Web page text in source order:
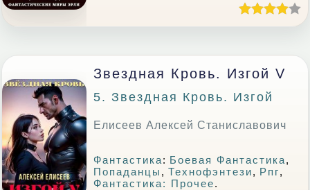
Звездная Кровь. Изгой V
5. Звездная Кровь. Изгой
Елисеев Алексей Станиславович
Фантастика: Боевая Фантастика,
Попаданцы ,Технофэнтези, Рпг,
Фантастика: Прочее.